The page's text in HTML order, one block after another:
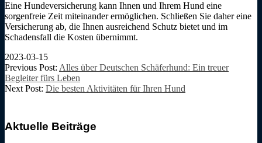
Eine Hundeversicherung kann Ihnen und Ihrem Hund eine
sorgenfreie Zeit miteinander ermöglichen. Schließen Sie daher eine
Versicherung ab, die Ihnen ausreichend Schutz bietet und im
Schadensfall die Kosten übernimmt.
2023-03-15
Previous Post: Alles über Deutschen Schäferhund: Ein treuer
Begleiter fürs Leben
Next Post: Die besten Aktivitäten für Ihren Hund
Aktuelle Beiträge